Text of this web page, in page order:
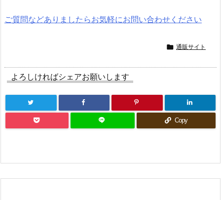
ご質問などありましたらお気軽にお問い合わせください
 通販サイト
よろしければシェアお願いします
Copy